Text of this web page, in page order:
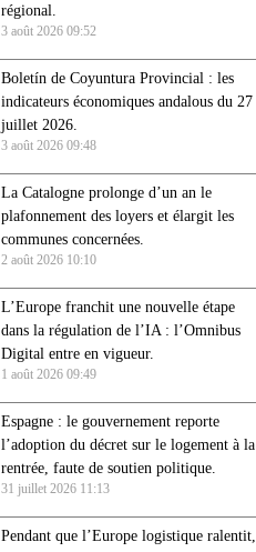
régional.
3 août 2026 09:52
Boletín de Coyuntura Provincial : les
indicateurs économiques andalous du 27
juillet 2026.
3 août 2026 09:48
La Catalogne prolonge d’un an le
plafonnement des loyers et élargit les
communes concernées.
2 août 2026 10:10
L’Europe franchit une nouvelle étape
dans la régulation de l’IA : l’Omnibus
Digital entre en vigueur.
1 août 2026 09:49
Espagne : le gouvernement reporte
l’adoption du décret sur le logement à la
rentrée, faute de soutien politique.
31 juillet 2026 11:13
Pendant que l’Europe logistique ralentit,